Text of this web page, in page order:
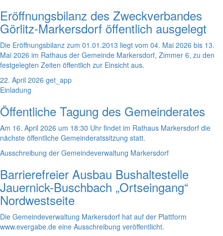
Eröffnungsbilanz des Zweckverbandes
Görlitz-Markersdorf öffentlich ausgelegt
Die Eröffnungsbilanz zum 01.01.2013 liegt vom 04. Mai 2026 bis 13.
Mai 2026 im Rathaus der Gemeinde Markersdorf, Zimmer 6, zu den
festgelegten Zeiten öffentlich zur Einsicht aus.
22. April 2026 get_app
Einladung
Öffentliche Tagung des Gemeinderates
Am 16. April 2026 um 18:30 Uhr findet im Rathaus Markersdorf die
nächste öffentliche Gemeinderatssitzung statt.
Ausschreibung der Gemeindeverwaltung Markersdorf
Barrierefreier Ausbau Bushaltestelle
Jauernick-Buschbach „Ortseingang“
Nordwestseite
Die Gemeindeverwaltung Markersdorf hat auf der Plattform
www.evergabe.de eine Ausschreibung veröffentlicht.